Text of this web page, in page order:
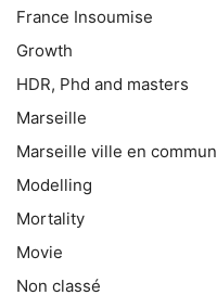
France Insoumise
Growth
HDR, Phd and masters
Marseille
Marseille ville en commun
Modelling
Mortality
Movie
Non classé